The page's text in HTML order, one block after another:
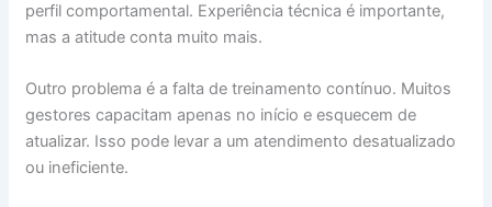
perfil comportamental. Experiência técnica é importante,
mas a atitude conta muito mais.
Outro problema é a falta de treinamento contínuo. Muitos
gestores capacitam apenas no início e esquecem de
atualizar. Isso pode levar a um atendimento desatualizado
ou ineficiente.